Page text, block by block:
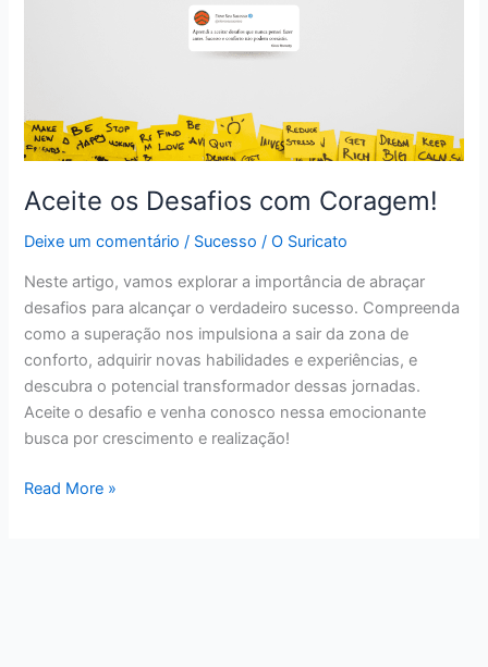
Aceite os Desafios com Coragem!
Deixe um comentário / Sucesso /O Suricato
Neste artigo, vamos explorar a importância de abraçar
desafios para alcançar o verdadeiro sucesso. Compreenda
como a superação nos impulsiona a sair da zona de
conforto, adquirir novas habilidades e experiências, e
descubra o potencial transformador dessas jornadas.
Aceite o desafio e venha conosco nessa emocionante
busca por crescimento e realização!
Aceite
Read More »